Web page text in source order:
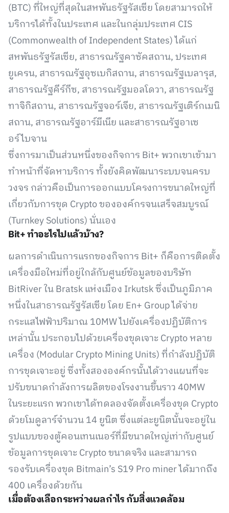
(BTC) ที่ใหญ่ที่สุดในสหพันธรัฐรัสเซีย โดยสามารถให้
บริการได้ทั้งในประเทศ และในกลุ่มประเทศ CIS
(Commonwealth of Independent States) ได้แก่
สหพันธรัฐรัสเซีย, สาธารณรัฐคาซัคสถาน, ประเทศ
ยูเครน, สาธารณรัฐอุซเบกิสถาน, สาธารณรัฐเบลารุส,
สาธารณรัฐคีร์กีซ, สาธารณรัฐมอลโดวา, สาธารณรัฐ
ทาจิกิสถาน, สาธารณรัฐจอร์เจีย, สาธารณรัฐเติร์กเมนิ
สถาน, สาธารณรัฐอาร์มีเนีย และสาธารณรัฐอาเซ
อร์ไบจาน
ซึ่งการมาเป็นส่วนหนึ่งของกิจการ Bit+ พวกเขาเข้ามา
ทำหน้าที่จัดหาบริการ ทั้งยังคิดพัฒนาระบบจนครบ
วงจร กล่าวคือเป็นการออกแบบโครงการขนาดใหญ่ที่
เกี่ยวกับการขุด Crypto ขององค์กรจนเสร็จสมบูรณ์
(Turnkey Solutions) นั่นเอง
Bit+ ทำอะไรไปแล้วบ้าง?
ผลการดำเนินการแรกของกิจการ Bit+ ก็คือการติดตั้ง
เครื่องมือใหม่ที่อยู่ใกล้กับศูนย์ข้อมูลของบริษัท
BitRiver ใน Bratsk แห่งเมือง Irkutsk ซึ่งเป็นภูมิภาค
หนึ่งในสาธารณรัฐรัสเซีย โดย En+ Group ได้จ่าย
กระแสไฟฟ้าปริมาณ 10MW ไปยังเครื่องปฏิบัติการ
เหล่านั้น ประกอบไปด้วยเครื่องขุดเจาะ Crypto หลาย
เครื่อง (Modular Crypto Mining Units) ที่กำลังปฏิบัติ
การขุดเจาะอยู่ ซึ่งทั้งสององค์กรนั้นได้วางแผนที่จะ
ปรับขนาดกำลังการผลิตของโรงงานขึ้นราว 40MW
ในระยะแรก พวกเขาได้ทดลองจัดตั้งเครื่องขุด Crypto
ด้วยโมดูลาร์จำนวน 14 ยูนิต ซึ่งแต่ละยูนิตนั้นจะอยู่ใน
รูปแบบของตู้คอนเทนเนอร์ที่มีขนาดใหญ่เท่ากับศูนย์
ข้อมูลการขุดเจาะ Crypto ขนาดจริง และสามารถ
รองรับเครื่องขุด Bitmain’s S19 Pro miner ได้มากถึง
400 เครื่องด้วยกัน
เมื่อต้องเลือกระหว่างผลกำไร กับสิ่งแวดล้อม